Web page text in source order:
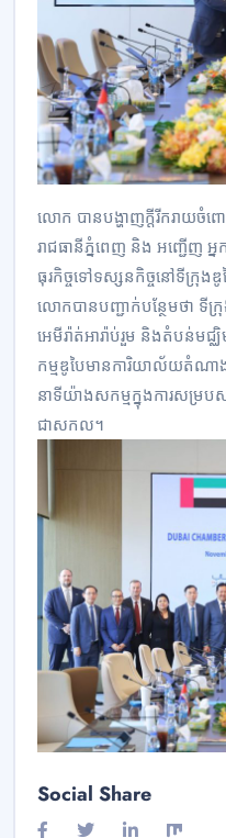
លោក បានបង្ហាញក្តីរីករាយចំពោ
រាជធានីភ្នំពេញ និង អញ្ជើញ
ធុរកិច្ចទៅទស្សនកិច្ចនៅទីក្រុ
លោកបានបញ្ជាក់បន្ថែមថា ទីក្
អេមីរ៉ាត់អារ៉ាប់រួម និងតំបន់មជ្
កម្មឌូបៃមានការិយាល័យតំណា
នាទីយ៉ាងសកម្មក្នុងការសម្រ
ជាសកល។
Social Share